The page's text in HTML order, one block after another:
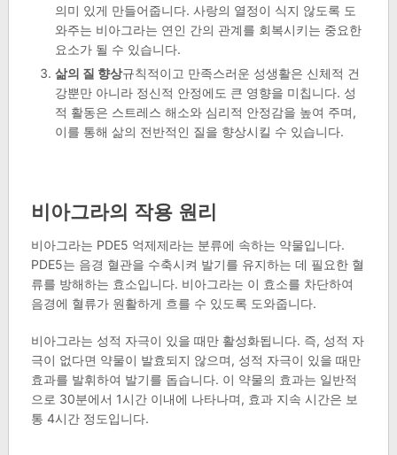
의미 있게 만들어줍니다. 사랑의 열정이 식지 않도록 도
와주는 비아그라는 연인 간의 관계를 회복시키는 중요한
요소가 될 수 있습니다.
삶의 질 향상규칙적이고 만족스러운 성생활은 신체적 건
강뿐만 아니라 정신적 안정에도 큰 영향을 미칩니다. 성
적 활동은 스트레스 해소와 심리적 안정감을 높여 주며,
이를 통해 삶의 전반적인 질을 향상시킬 수 있습니다.
비아그라의 작용 원리
비아그라는 PDE5 억제제라는 분류에 속하는 약물입니다.
PDE5는 음경 혈관을 수축시켜 발기를 유지하는 데 필요한 혈
류를 방해하는 효소입니다. 비아그라는 이 효소를 차단하여
음경에 혈류가 원활하게 흐를 수 있도록 도와줍니다.
비아그라는 성적 자극이 있을 때만 활성화됩니다. 즉, 성적 자
극이 없다면 약물이 발효되지 않으며, 성적 자극이 있을 때만
효과를 발휘하여 발기를 돕습니다. 이 약물의 효과는 일반적
으로 30분에서 1시간 이내에 나타나며, 효과 지속 시간은 보
통 4시간 정도입니다.